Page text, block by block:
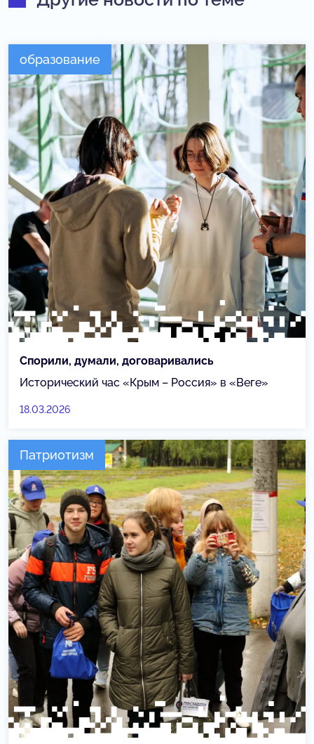
образование
Спорили, думали, договаривались
Исторический час «Крым – Россия» в «Веге»
18.03.2026
Патриотизм